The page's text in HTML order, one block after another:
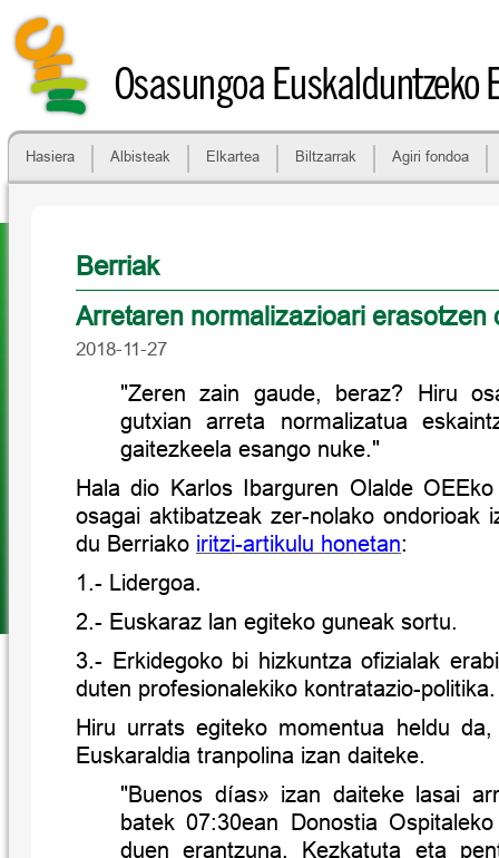
Osasungoa Euskalduntzeko
Hasiera Albisteak Elkartea Biltzarrak Agiri fondoa
Berriak
Arretaren normalizazioari erasotzen
2018-11-27
"Zeren zain gaude, beraz? Hiru
gutxian arreta normalizatua
gaitezkeela esango nuke."
Hala dio Karlos Ibarguren Olalde
osagai aktibatzeak zer-nolako ondorioak
du Berriako iritzi-artikulu honetan:
1.- Lidergoa.
2.- Euskaraz lan egiteko guneak sortu.
3.- Erkidegoko bi hizkuntza ofizialak
duten profesionalekiko kontratazio-politika.
Hiru urrats egiteko momentua heldu
Euskaraldia tranpolina izan daiteke.
"Buenos días» izan daiteke lasai
batek 07:30ean Donostia
duen erantzuna. Kezkatuta eta